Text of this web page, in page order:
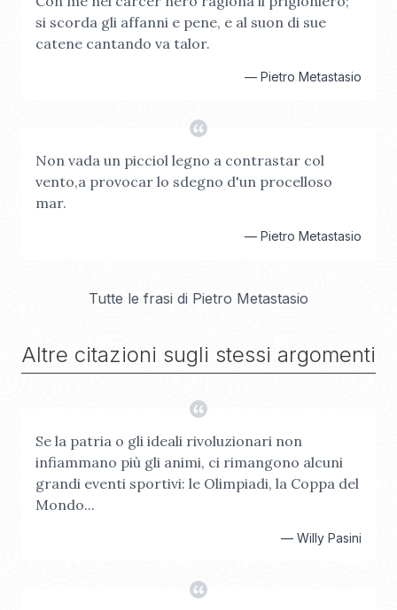
si scorda gli affanni e pene, e al suon di sue
catene cantando va talor.
— Pietro Metastasio
Non vada un picciol legno a contrastar col
vento,a provocar lo sdegno d'un procelloso
mar.
— Pietro Metastasio
Tutte le frasi di Pietro Metastasio
Altre citazioni sugli stessi argomenti
Se la patria o gli ideali rivoluzionari non
infiammano più gli animi, ci rimangono alcuni
grandi eventi sportivi: le Olimpiadi, la Coppa del
Mondo...
— Willy Pasini